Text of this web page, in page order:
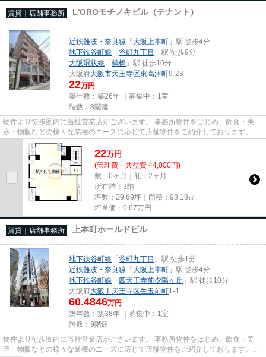
賃貸｜店舗事務所 L'OROモチノキビル（テナント）
近鉄難波・奈良線 「大阪上本町 」駅 徒歩4分
地下鉄谷町線 「谷町九丁目 」駅 徒歩9分
大阪環状線 「鶴橋 」駅 徒歩10分
大阪府大阪市天王寺区東高津町9-23
22万円
築年数：築26年 ｜募集中： 1室
階数：8階建
物件より徒歩圏内に当社営業店がございます。 事務所物件をはじめ、飲食・美
容・物販などの様々な業種のニーズに応じて店舗物件をご紹介しております。
尚、弊社ではおとり広告は一切...
22万円
(管理費・共益費 44,000円)
敷：0ヶ月｜礼：2ヶ月
所在階：3階
坪数：29.69坪｜面積：98.18㎡
坪単価： 0.67万円
賃貸｜店舗事務所 上本町ホールドビル
地下鉄谷町線 「谷町九丁目 」駅 徒歩1分
近鉄難波・奈良線 「大阪上本町 」駅 徒歩4分
地下鉄谷町線 「四天王寺前夕陽ヶ丘 」駅 徒歩10分
大阪府大阪市天王寺区生玉前町1-1
60.4846万円
築年数：築38年 ｜募集中： 1室
階数：9階建
物件より徒歩圏内に当社営業店がございます。 事務所物件をはじめ、飲食・美
容・物販などの様々な業種のニーズに応じて店舗物件をご紹介しております。